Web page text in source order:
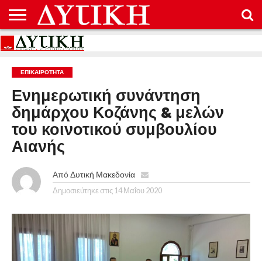
ΑΡΧΙΚΉ
ΕΠΙΚΟΙΝΩΝΊΑ
ΌΡΟΙ
ΠΡΟΣΤΑΣΊΑ
ΔΕΔΟΜΈΝΩΝ
ΕΠΙΚΑΙΡΟΤΗΤΑ
Ενημερωτική συνάντηση
δημάρχου Κοζάνης & μελών
του κοινοτικού συμβουλίου
Αιανής
Από Δυτική Μακεδονία
Δημοσιεύτηκε στις 14 Μαΐου 2020